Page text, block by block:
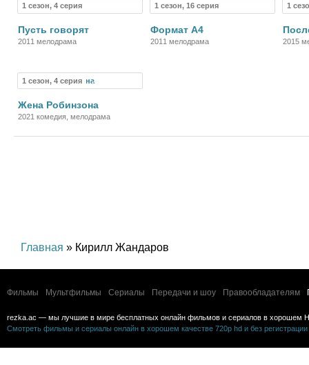
1 сезон, 4 серия
Пусть говорят
2011 мелодрама
1 сезон, 16 серия
Формат А4
2011 мелодрама
1
2015
1 сезон, 4 серия Сериал
Жена Робинзона
2021 комедия, мелодрама
Главная » Кирилл Жандаров
Фильмы Мультфильмы Сериалы Передачи и шоу Правообладателям
rezka.ac — мы лучшие в мире бесплатных онлайн фильмов и сериалов в хорошем
Смотреть фильмы и сериалы онлайн в хорошем качестве 720p hd и без